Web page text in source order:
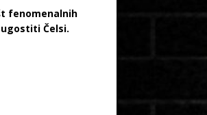
fenomenalnih
Čelsi.